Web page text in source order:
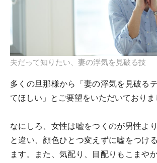
夫だって知りたい、妻の浮気を見破る技
多くの旦那様から「妻の浮気を見破る
てほしい」とご要望をいただいておりま
なにしろ、女性は嘘をつくのが男性よ
と違い、顔色ひとつ変えずに嘘をつけ
ます。また、気配り、目配りもこまや